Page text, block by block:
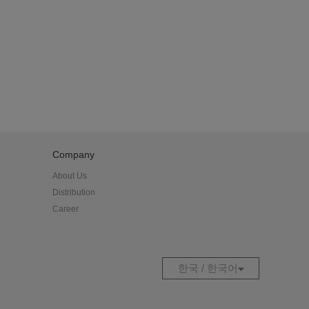
Company
About Us
Distribution
Career
한국 / 한국어